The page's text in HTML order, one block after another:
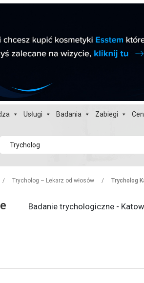
Usługi Badania Zabiegi
Trycholog
/ Trycholog – Lekarz od włosów / Trycholog
Badanie trychologiczne -